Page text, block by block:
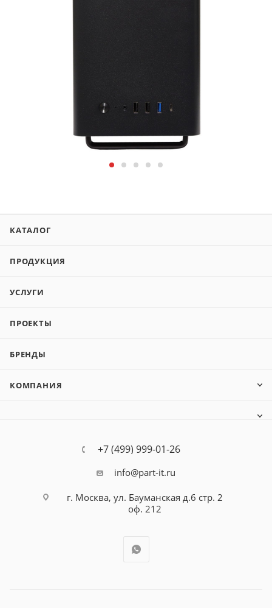
КАТАЛОГ
ПРОДУКЦИЯ
УСЛУГИ
ПРОЕКТЫ
БРЕНДЫ
КОМПАНИЯ
+7 (499) 999-01-26
info@part-it.ru
г. Москва, ул. Бауманская д.6 стр. 2
оф. 212